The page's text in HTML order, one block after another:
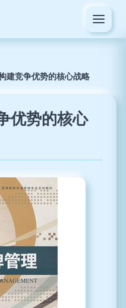
建竞争优势的核心战略
优势的核心